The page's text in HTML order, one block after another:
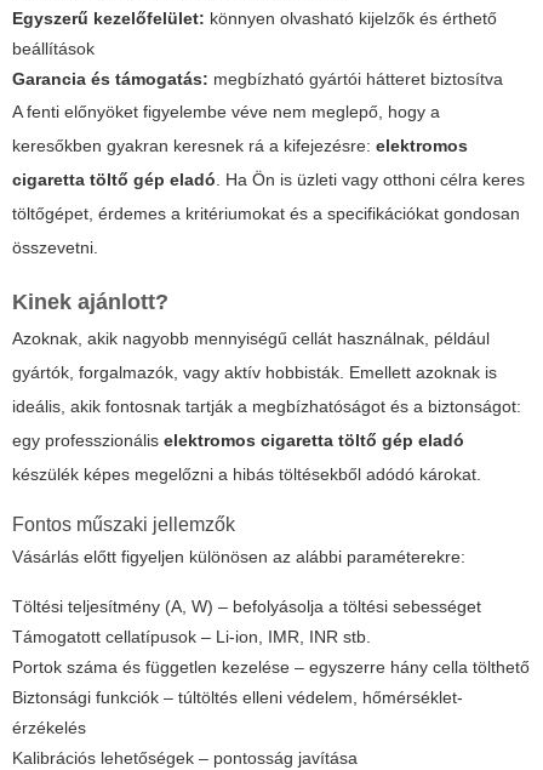
Egyszerű kezelőfelület: könnyen olvasható kijelzők és érthető
beállítások
Garancia és támogatás: megbízható gyártói hátteret biztosítva
A fenti előnyöket figyelembe véve nem meglepő, hogy a
keresőkben gyakran keresnek rá a kifejezésre: elektromos
cigaretta töltő gép eladó. Ha Ön is üzleti vagy otthoni célra keres
töltőgépet, érdemes a kritériumokat és a specifikációkat gondosan
összevetni.
Kinek ajánlott?
Azoknak, akik nagyobb mennyiségű cellát használnak, például
gyártók, forgalmazók, vagy aktív hobbisták. Emellett azoknak is
ideális, akik fontosnak tartják a megbízhatóságot és a biztonságot:
egy professzionális elektromos cigaretta töltő gép eladó
készülék képes megelőzni a hibás töltésekből adódó károkat.
Fontos műszaki jellemzők
Vásárlás előtt figyeljen különösen az alábbi paraméterekre:
Töltési teljesítmény (A, W) – befolyásolja a töltési sebességet
Támogatott cellatípusok – Li-ion, IMR, INR stb.
Portok száma és független kezelése – egyszerre hány cella tölthető
Biztonsági funkciók – túltöltés elleni védelem, hőmérséklet-
érzékelés
Kalibrációs lehetőségek – pontosság javítása